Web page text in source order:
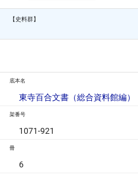
【史料群】
底本名
東寺百合文書（総合資料館編）
架番号
1071-921
冊
6